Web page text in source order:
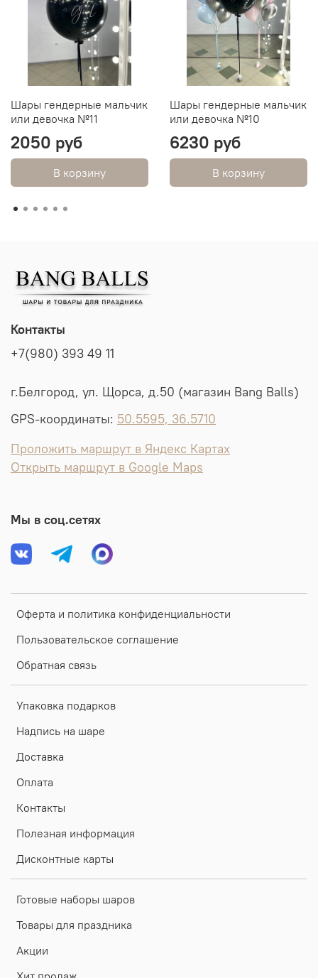
Шары гендерные мальчик
или девочка №11
2050 руб
В корзину
Шары гендерные мальчик
или девочка №10
6230 руб
В корзину
Оферта и политика конфиденциальности
Пользовательское соглашение
Обратная связь
Упаковка подарков
Надпись на шаре
Доставка
Оплата
Контакты
Полезная информация
Дисконтные карты
Готовые наборы шаров
Товары для праздника
Акции
Контакты
+7(980) 393 49 11
г.Белгород, ул. Щорса, д.50 (магазин Bang Balls)
GPS-координаты: 50.5595, 36.5710
Проложить маршрут в Яндекс Картах
Открыть маршрут в Google Maps
Мы в соц.сетях